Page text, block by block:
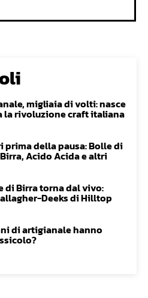
migliaia di volti: nasce
la rivoluzione craft italiana
della pausa: Bolle di
Acido Acida e altri
di Birra torna dal vivo:
Deeks di Hilltop
di artigianale hanno